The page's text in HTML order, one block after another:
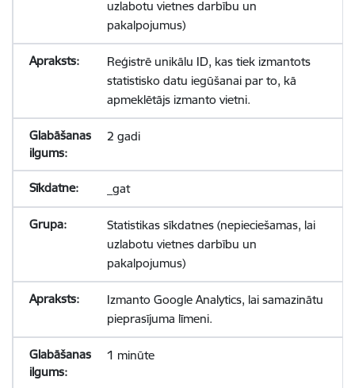
uzlabotu vietnes darbību un
pakalpojumus)
Reģistrē unikālu ID, kas tiek izmantots
statistisko datu iegūšanai par to, kā
apmeklētājs izmanto vietni.
2 gadi
_gat
Statistikas sīkdatnes (nepieciešamas, lai
uzlabotu vietnes darbību un
pakalpojumus)
Izmanto Google Analytics, lai samazinātu
pieprasījuma līmeni.
1 minūte